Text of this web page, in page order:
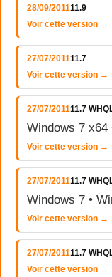
28/09/201111.9
Voir cette version →
27/07/201111.7
Voir cette version →
27/07/201111.7
Windows 7 x64
Voir cette version →
27/07/201111.7
Windows 7 •
Voir cette version →
27/07/201111.7
Voir cette version →